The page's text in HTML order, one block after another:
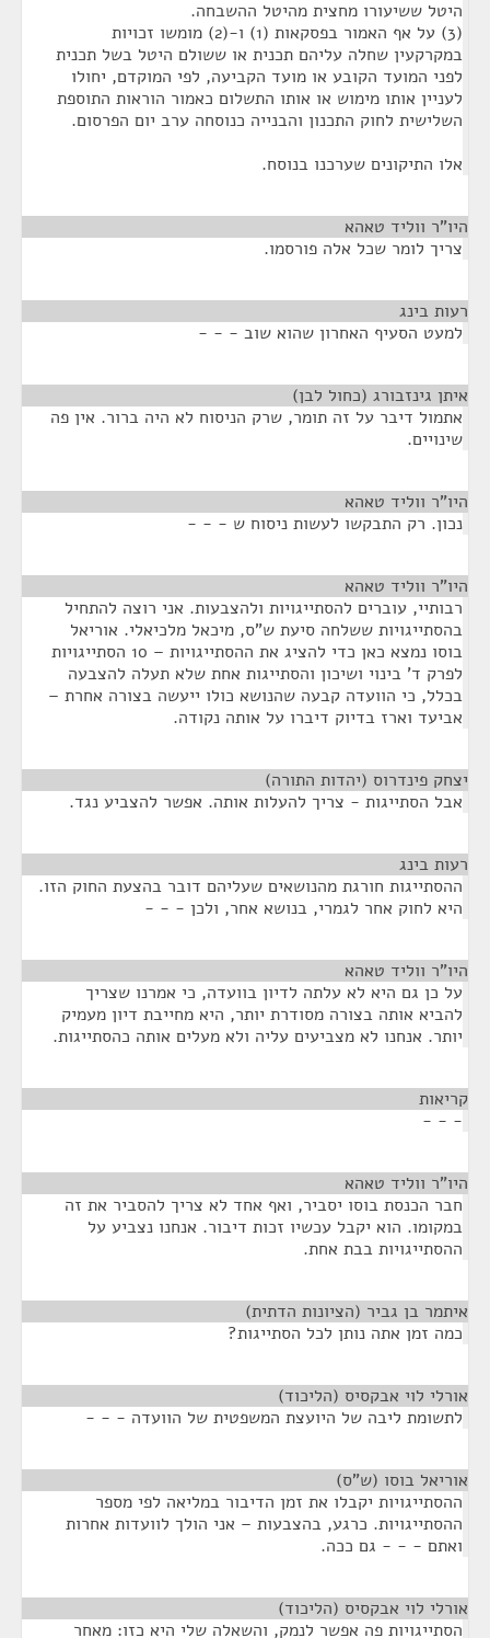
היטל ששיעורו מחצית מהיטל ההשבחה.
(3) על אף האמור בפסקאות (1) ו-(2) מומשו זכויות
במקרקעין שחלה עליהם תכנית או ששולם היטל בשל תכנית
לפני המועד הקובע או מועד הקביעה, לפי המוקדם, יחולו
לעניין אותו מימוש או אותו התשלום כאמור הוראות התוספת
השלישית לחוק התכנון והבנייה כנוסחה ערב יום הפרסום.
אלו התיקונים שערכנו בנוסח.
היו"ר ווליד טאהא
צריך לומר שכל אלה פורסמו.
רעות בינג
למעט הסעיף האחרון שהוא שוב - - -
איתן גינזבורג (כחול לבן)
אתמול דיבר על זה תומר, שרק הניסוח לא היה ברור. אין פה
שינויים.
היו"ר ווליד טאהא
נכון. רק התבקשו לעשות ניסוח ש - - -
היו"ר ווליד טאהא
רבותיי, עוברים להסתייגויות ולהצבעות. אני רוצה להתחיל
בהסתייגויות ששלחה סיעת ש"ס, מיכאל מלכיאלי. אוריאל
בוסו נמצא כאן כדי להציג את ההסתייגויות – 10 הסתייגויות
לפרק ד' בינוי ושיכון והסתייגות אחת שלא תעלה להצבעה
בכלל, כי הוועדה קבעה שהנושא כולו ייעשה בצורה אחרת –
אביעד וארז בדיוק דיברו על אותה נקודה.
יצחק פינדרוס (יהדות התורה)
אבל הסתייגות - צריך להעלות אותה. אפשר להצביע נגד.
רעות בינג
ההסתייגות חורגת מהנושאים שעליהם דובר בהצעת החוק הזו.
היא לחוק אחר לגמרי, בנושא אחר, ולכן - - -
היו"ר ווליד טאהא
על כן גם היא לא עלתה לדיון בוועדה, כי אמרנו שצריך
להביא אותה בצורה מסודרת יותר, היא מחייבת דיון מעמיק
יותר. אנחנו לא מצביעים עליה ולא מעלים אותה כהסתייגות.
קריאות
- - -
היו"ר ווליד טאהא
חבר הכנסת בוסו יסביר, ואף אחד לא צריך להסביר את זה
במקומו. הוא יקבל עכשיו זכות דיבור. אנחנו נצביע על
ההסתייגויות בבת אחת.
איתמר בן גביר (הציונות הדתית)
כמה זמן אתה נותן לכל הסתייגות?
אורלי לוי אבקסיס (הליכוד)
לתשומת ליבה של היועצת המשפטית של הוועדה - - -
אוריאל בוסו (ש"ס)
ההסתייגויות יקבלו את זמן הדיבור במליאה לפי מספר
ההסתייגויות. כרגע, בהצבעות – אני הולך לוועדות אחרות
ואתם - - - גם ככה.
אורלי לוי אבקסיס (הליכוד)
הסתייגויות פה אפשר לנמק, והשאלה שלי היא כזו: מאחר